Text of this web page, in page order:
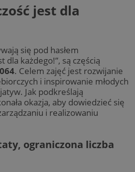
jest dla
się pod hasłem
dla każdego!”, są częścią
. Celem zajęć jest rozwijanie
i inspirowanie młodych
Jak podkreślają
okazja, aby dowiedzieć się
i realizowaniu
ograniczona liczba